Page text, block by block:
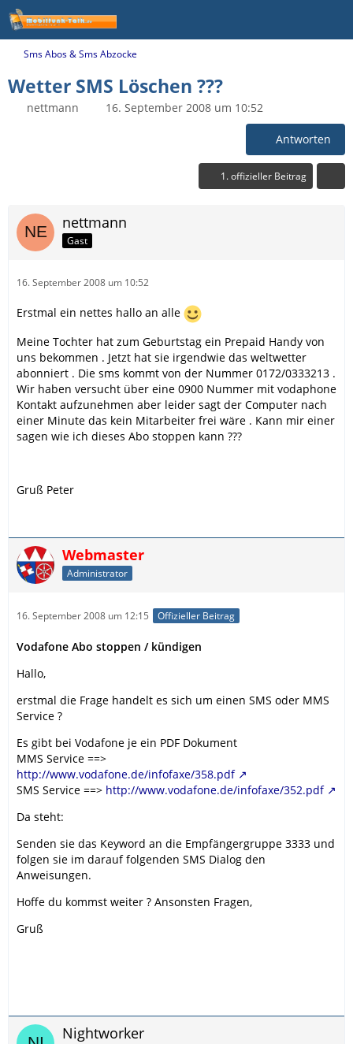
Sms Abos & Sms Abzocke
Wetter SMS Löschen ???
nettmann 16. September 2008 um 10:52
Antworten
1. offizieller Beitrag
nettmann
Gast
16. September 2008 um 10:52
Erstmal ein nettes hallo an alle
Meine Tochter hat zum Geburtstag ein Prepaid Handy von
uns bekommen . Jetzt hat sie irgendwie das weltwetter
abonniert . Die sms kommt von der Nummer 0172/0333213 .
Wir haben versucht über eine 0900 Nummer mit vodaphone
Kontakt aufzunehmen aber leider sagt der Computer nach
einer Minute das kein Mitarbeiter frei wäre . Kann mir einer
sagen wie ich dieses Abo stoppen kann ???
Gruß Peter
Webmaster
Administrator
16. September 2008 um 12:15 Offizieller Beitrag
Vodafone Abo stoppen / kündigen
Hallo,
erstmal die Frage handelt es sich um einen SMS oder MMS
Service ?
Es gibt bei Vodafone je ein PDF Dokument
MMS Service ==>
http://www.vodafone.de/infofaxe/358.pdf
SMS Service ==> http://www.vodafone.de/infofaxe/352.pdf
Da steht:
Senden sie das Keyword an die Empfängergruppe 3333 und
folgen sie im darauf folgenden SMS Dialog den
Anweisungen.
Hoffe du kommst weiter ? Ansonsten Fragen,
Gruß
Nightworker